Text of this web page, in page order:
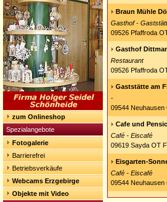
zum Onlineshop
Spezialangebote
Fotogalerie
Barrierefrei
Betriebsverkäufe
Webcams Erzgebirge
Objekte mit Video
Braun Mühle
Gasthof -
09526 Pfaffroda
Gasthof
Restaurant
09526 Pfaffroda
Gaststätte am
-
09544
Cafe und
Café - Eiscafé
09619 Sayda OT
Eisgarten-
Café - Eiscafé
09544